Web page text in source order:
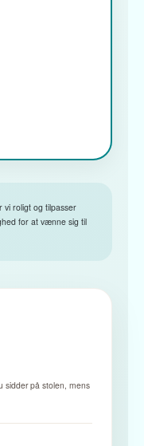
vi roligt og tilpasser
for at vænne sig til
sidder på stolen, mens